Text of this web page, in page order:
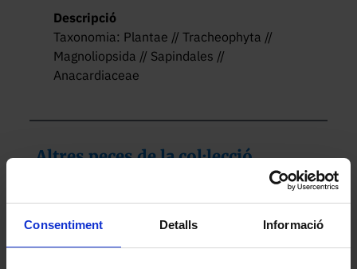
Consentiment Detalls Informació
Descripció
Taxonomia: Plantae // Tracheophyta //
Magnoliopsida // Sapindales //
Anacardiaceae
Altres peces de la col·lecció